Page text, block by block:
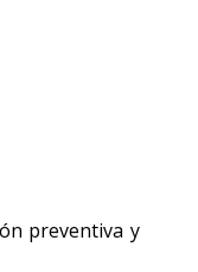
preventiva y